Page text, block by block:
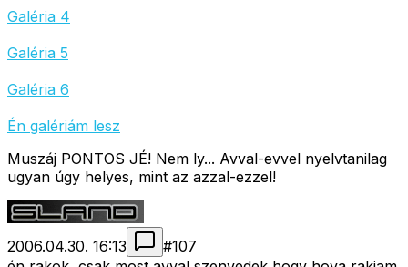
Galéria 4
Galéria 5
Galéria 6
Én galériám lesz
Muszáj PONTOS JÉ! Nem ly... Avval-evvel nyelvtanilag
ugyan úgy helyes, mint az azzal-ezzel!
2006.04.30. 16:13 #107